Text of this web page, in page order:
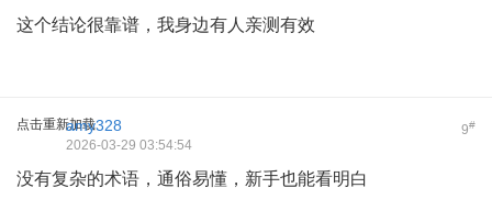
这个结论很靠谱，我身边有人亲测有效
点击重新加载 9#
amy328
2026-03-29 03:54:54
没有复杂的术语，通俗易懂，新手也能看明白